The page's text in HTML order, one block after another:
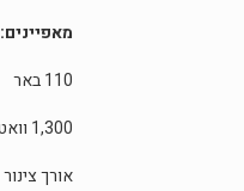
מאפיינים:
110 באר
1,300 וואט
אורך צינור 3 מטרים